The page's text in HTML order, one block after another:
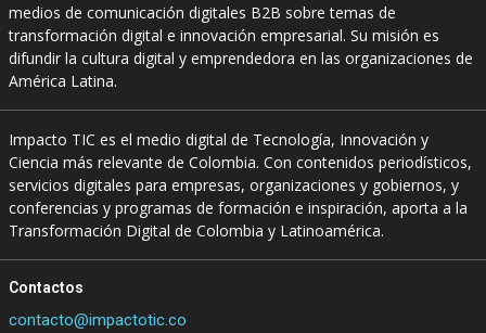
medios de comunicación digitales B2B sobre temas de
transformación digital e innovación empresarial. Su misión es
difundir la cultura digital y emprendedora en las organizaciones de
América Latina.
Impacto TIC es el medio digital de Tecnología, Innovación y
Ciencia más relevante de Colombia. Con contenidos periodísticos,
servicios digitales para empresas, organizaciones y gobiernos, y
conferencias y programas de formación e inspiración, aporta a la
Transformación Digital de Colombia y Latinoamérica.
Contactos
contacto@impactotic.co